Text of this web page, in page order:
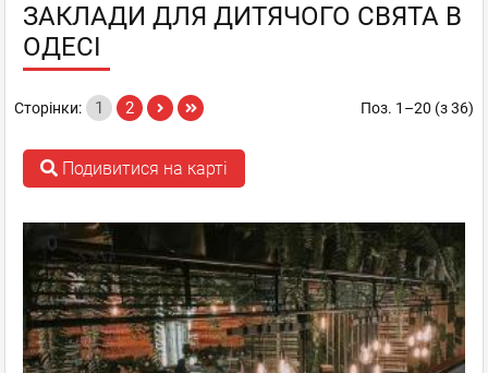
ЗАКЛАДИ ДЛЯ ДИТЯЧОГО СВЯТА В
ОДЕСІ
Поз. 1–20 (з 36)
Сторінки: 1 2
Подивитися на карті